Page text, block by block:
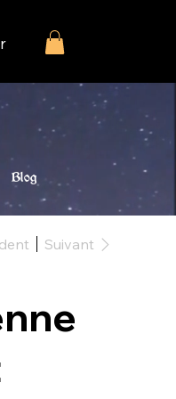
Suivant
Blog